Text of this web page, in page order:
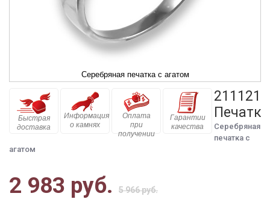
Серебряная печатка с агатом
Быстрая
доставка
Информация
о камнях
Оплата
при
получении
Гарантии
качества
211121
Печатка
Серебряная
печатка с
агатом
2 983 руб. 5 966 руб.